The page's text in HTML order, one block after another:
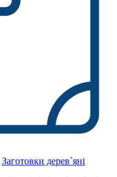
Заготовки дерев`яні